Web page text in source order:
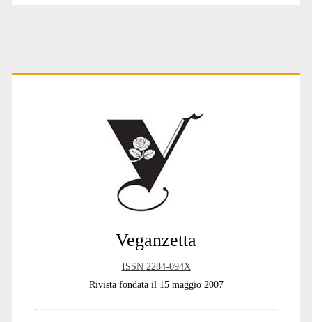
Primary
Veganzetta
ISSN 2284-094X
Rivista fondata il 15 maggio 2007